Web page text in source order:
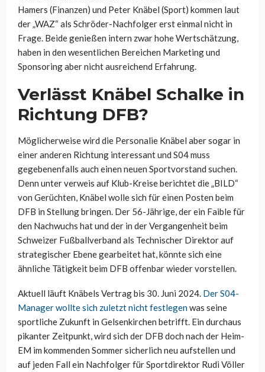
Hamers (Finanzen) und Peter Knäbel (Sport) kommen laut
der „WAZ“ als Schröder-Nachfolger erst einmal nicht in
Frage. Beide genießen intern zwar hohe Wertschätzung,
haben in den wesentlichen Bereichen Marketing und
Sponsoring aber nicht ausreichend Erfahrung.
Verlässt Knäbel Schalke in
Richtung DFB?
Möglicherweise wird die Personalie Knäbel aber sogar in
einer anderen Richtung interessant und S04 muss
gegebenenfalls auch einen neuen Sportvorstand suchen.
Denn unter verweis auf Klub-Kreise berichtet die „BILD“
von Gerüchten, Knäbel wolle sich für einen Posten beim
DFB in Stellung bringen. Der 56-Jährige, der ein Faible für
den Nachwuchs hat und der in der Vergangenheit beim
Schweizer Fußballverband als Technischer Direktor auf
strategischer Ebene gearbeitet hat, könnte sich eine
ähnliche Tätigkeit beim DFB offenbar wieder vorstellen.
Aktuell läuft Knäbels Vertrag bis 30. Juni 2024. Der S04-
Manager wollte sich zuletzt nicht festlegenwas seine
sportliche Zukunft in Gelsenkirchen betrifft. Ein durchaus
pikanter Zeitpunkt, wird sich der DFB doch nach der Heim-
EM im kommenden Sommer sicherlich neu aufstellen und
auf jeden Fall ein Nachfolger für Sportdirektor Rudi Völler